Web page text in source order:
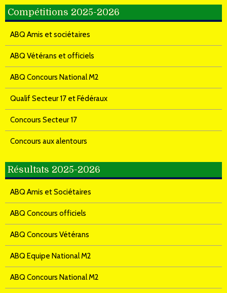
Compétitions 2025-2026
ABQ Amis et sociétaires
ABQ Vétérans et officiels
ABQ Concours National M2
Qualif Secteur 17 et Fédéraux
Concours Secteur 17
Concours aux alentours
Résultats 2025-2026
ABQ Amis et Sociétaires
ABQ Concours officiels
ABQ Concours Vétérans
ABQ Equipe National M2
ABQ Concours National M2